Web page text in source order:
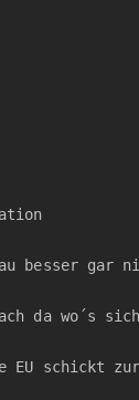
besser gar
da wo´s
EU schickt